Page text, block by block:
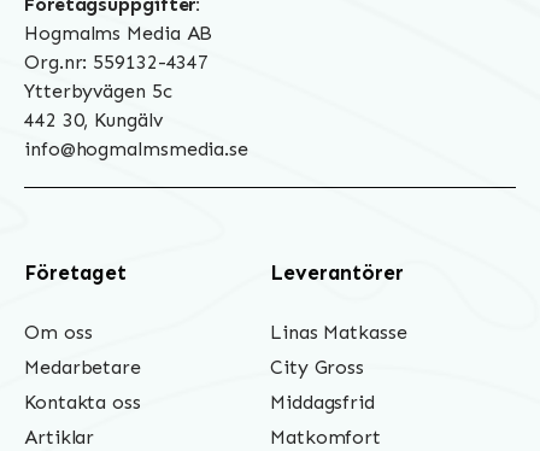
Hogmalms Media AB
Org.nr: 559132-4347
Ytterbyvägen 5c
442 30, Kungälv
info@hogmalmsmedia.se
Företaget
Om oss
Medarbetare
Kontakta oss
Artiklar
Leverantörer
Linas Matkasse
City Gross
Middagsfrid
Matkomfort